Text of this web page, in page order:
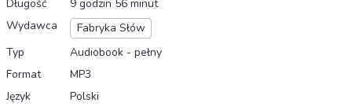
Długość
9 godzin 56 minut
Wydawca
Fabryka Słów
Typ
Audiobook - pełny
Format
MP3
Język
Polski